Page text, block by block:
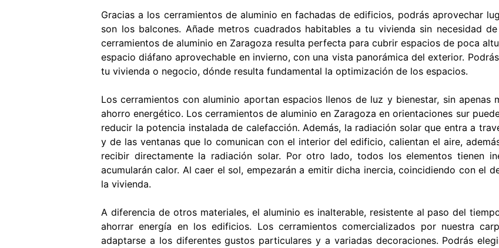
Gracias a los cerramientos de aluminio en fachadas de edificios, podrás aprovechar
son los balcones. Añade metros cuadrados habitables a tu vivienda sin necesidad
cerramientos de aluminio en Zaragoza resulta perfecta para cubrir espacios de poca
espacio diáfano aprovechable en invierno, con una vista panorámica del exterior.
tu vivienda o negocio, dónde resulta fundamental la optimización de los espacios.
Los cerramientos con aluminio aportan espacios llenos de luz y bienestar, sin apenas
ahorro energético. Los cerramientos de aluminio en Zaragoza en orientaciones sur
reducir la potencia instalada de calefacción. Además, la radiación solar que entra a
y de las ventanas que lo comunican con el interior del edificio, calientan el aire,
recibir directamente la radiación solar. Por otro lado, todos los elementos tienen
acumularán calor. Al caer el sol, empezarán a emitir dicha inercia, coincidiendo con el
la vivienda.
A diferencia de otros materiales, el aluminio es inalterable, resistente al paso del
ahorrar energía en los edificios. Los cerramientos comercializados por nuestra
adaptarse a los diferentes gustos particulares y a variadas decoraciones. Podrás